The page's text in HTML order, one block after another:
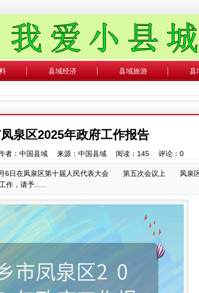
县域经济 县域旅游 县
泉区2025年政府工作报告
者：中国县域 来源：中国县域 阅读： 145评论： 0
6日在凤泉区第十届人民代表大会 第五次会议上 凤泉
，请予......